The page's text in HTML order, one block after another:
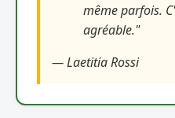
même parfois.
agréable."
— Laetitia Rossi